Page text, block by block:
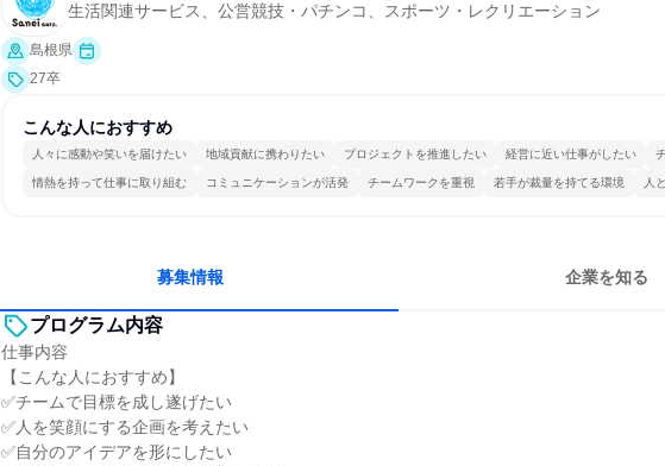
生活関連サービス、公営競技・パチンコ、スポーツ・レクリエーション
島根県
27卒
こんな人におすすめ
人々に感動や笑いを届けたい 地域貢献に携わりたい プロジェクトを推進したい 経営に近い仕事がしたい
情熱を持って仕事に取り組む コミュニケーションが活発 チームワークを重視 若手が裁量を持てる環境 人
募集情報 企業を知る
プログラム内容
仕事内容
【こんな人におすすめ】
✅チームで目標を成し遂げたい
✅人を笑顔にする企画を考えたい
✅自分のアイデアを形にしたい